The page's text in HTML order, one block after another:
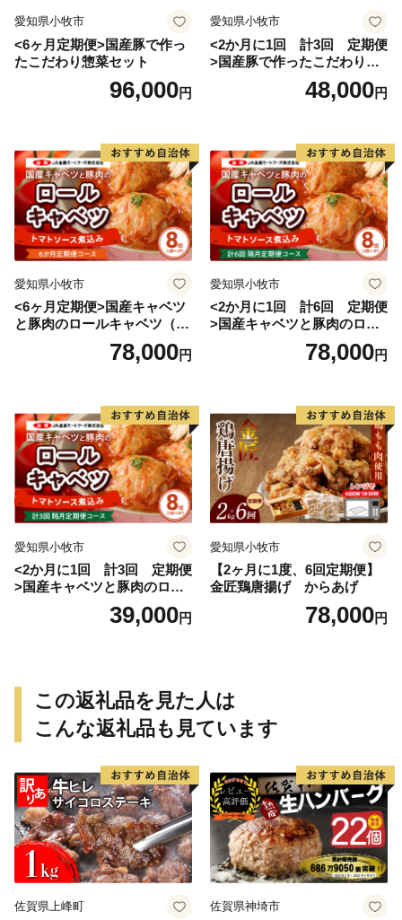
愛知県小牧市
<6ヶ月定期便>国産豚で作っ
たこだわり惣菜セット
96,000円
愛知県小牧市
<2か月に1回 計3回 定期便
>国産豚で作ったこだわり惣
48,000円
愛知県小牧市
<6ヶ月定期便>国産キャベツ
と豚肉のロールキャベツ（4P
78,000円
愛知県小牧市
<2か月に1回 計6回 定期便
>国産キャベツと豚肉のロー
ルキャベツ（4P入り）
78,000円
愛知県小牧市
<2か月に1回 計3回 定期便
>国産キャベツと豚肉のロー
ルキャベツ（4P入り）
39,000円
愛知県小牧市
【2ヶ月に1度、6回定期便】
金匠鶏唐揚げ からあげ
78,000円
この返礼品を見た人は
こんな返礼品も見ています
佐賀県上峰町 佐賀県神埼市